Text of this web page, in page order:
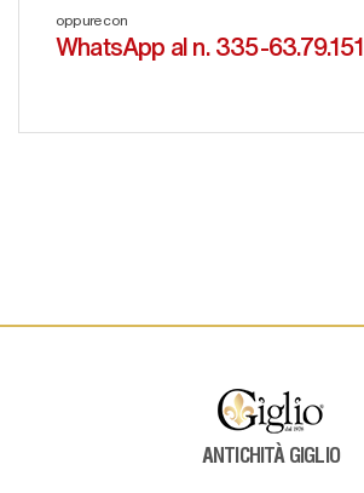
oppure con
WhatsApp al n. 335-63.79.151
ANTICHITÀ GIGLIO